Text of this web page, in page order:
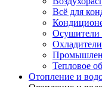
Всё для
Осушители
Тепловое
Отопление и